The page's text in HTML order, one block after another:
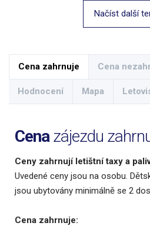
Načíst další
Cena zahrnuje Cena
Hodnocení Mapa
Cenazájezdu
Ceny zahrnují letištní taxy a
Uvedené ceny jsou na osobu.
jsou ubytovány minimálně se 2
Cena zahrnuje: